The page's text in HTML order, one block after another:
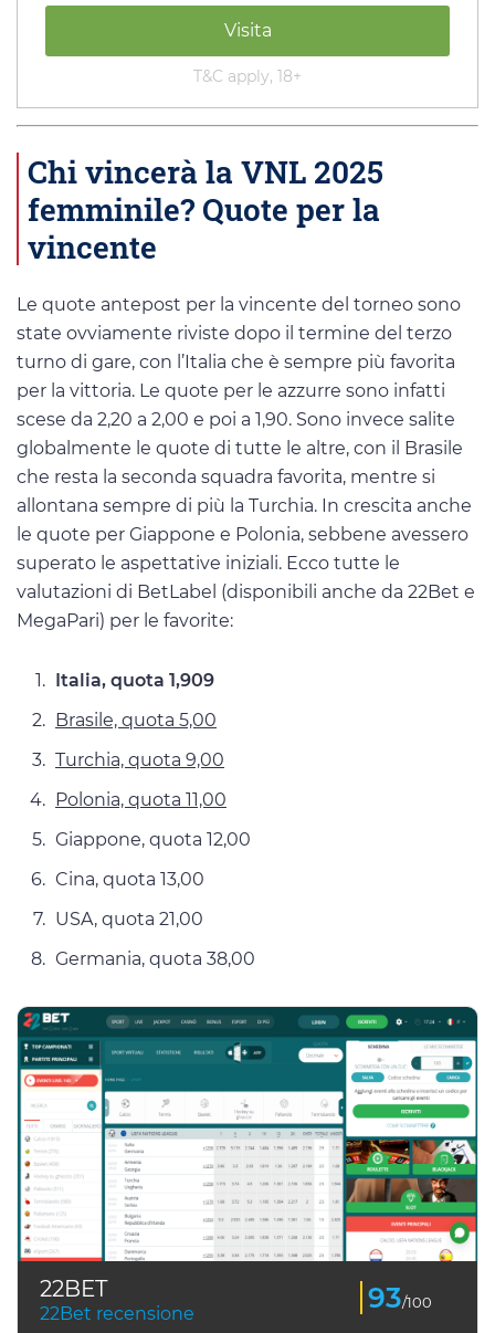
Visita
T&C apply, 18+
Chi vincerà la VNL 2025
femminile? Quote per la
vincente
Le quote antepost per la vincente del torneo sono
state ovviamente riviste dopo il termine del terzo
turno di gare, con l’Italia che è sempre più favorita
per la vittoria. Le quote per le azzurre sono infatti
scese da 2,20 a 2,00 e poi a 1,90. Sono invece salite
globalmente le quote di tutte le altre, con il Brasile
che resta la seconda squadra favorita, mentre si
allontana sempre di più la Turchia. In crescita anche
le quote per Giappone e Polonia, sebbene avessero
superato le aspettative iniziali. Ecco tutte le
valutazioni di BetLabel (disponibili anche da 22Bet e
MegaPari) per le favorite:
Italia, quota 1,909
Brasile, quota 5,00
Turchia, quota 9,00
Polonia, quota 11,00
Giappone, quota 12,00
Cina, quota 13,00
USA, quota 21,00
Germania, quota 38,00
22BET
22Bet recensione 93/100